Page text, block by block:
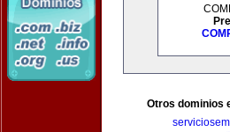
Otros dominios